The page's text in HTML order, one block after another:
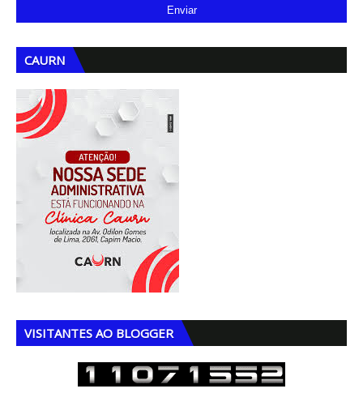
CAURN
VISITANTES AO BLOGGER